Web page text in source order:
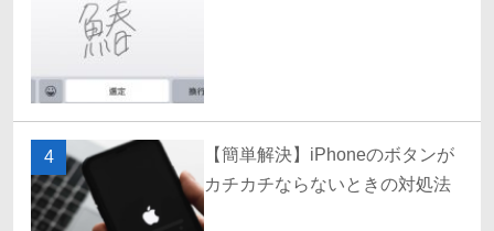
4
【簡単解決】iPhoneのボタンが
カチカチならないときの対処法